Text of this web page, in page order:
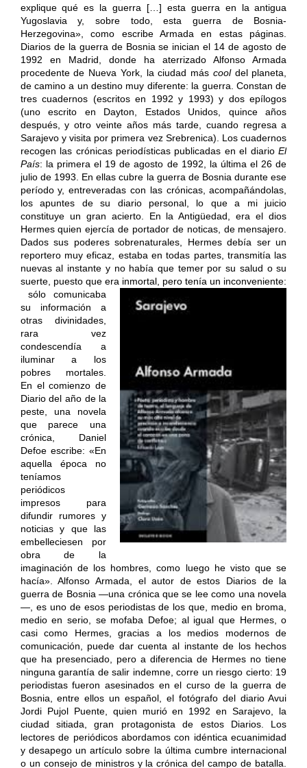
explique qué es la guerra […] esta guerra en la antigua
Yugoslavia y, sobre todo, esta guerra de Bosnia-
Herzegovina», como escribe Armada en estas páginas.
Diarios de la guerra de Bosnia se inician el 14 de agosto de
1992 en Madrid, donde ha aterrizado Alfonso Armada
procedente de Nueva York, la ciudad más cooldel planeta,
de camino a un destino muy diferente: la guerra. Constan de
tres cuadernos (escritos en 1992 y 1993) y dos epílogos
(uno escrito en Dayton, Estados Unidos, quince años
después, y otro veinte años más tarde, cuando regresa a
Sarajevo y visita por primera vez Srebrenica). Los cuadernos
recogen las crónicas periodísticas publicadas en el diarioEl
País: la primera el 19 de agosto de 1992, la última el 26 de
julio de 1993. En ellas cubre la guerra de Bosnia durante ese
período y, entreveradas con las crónicas, acompañándolas,
los apuntes de su diario personal, lo que a mi juicio
constituye un gran acierto. En la Antigüedad, era el dios
Hermes quien ejercía de portador de noticas, de mensajero.
Dados sus poderes sobrenaturales, Hermes debía ser un
reportero muy eficaz, estaba en todas partes, transmitía las
nuevas al instante y no había que temer por su salud o su
suerte, puesto que era inmortal, pero tenía un inconveniente:
sólo comunicaba su información a otras divinidades, rara vez condescendía a iluminar a los pobres mortales. En el comienzo de Diario del año de la peste, una novela que parece una crónica, Daniel Defoe escribe: «En aquella época no teníamos periódicos impresos para difundir rumores y noticias y que las embelleciesen por obra de la imaginación de los hombres, como luego he visto que se hacía». Alfonso Armada, el autor de estos Diarios de la guerra de Bosnia —una crónica que se lee como una novela—, es uno de esos periodistas de los que, medio en broma, medio en serio, se mofaba Defoe; al igual que Hermes, o casi como Hermes, gracias a los medios modernos de comunicación, puede dar cuenta al instante de los hechos que ha presenciado, pero a diferencia de Hermes no tiene ninguna garantía de salir indemne, corre un riesgo cierto: 19 periodistas fueron asesinados en el curso de la guerra de Bosnia, entre ellos un español, el fotógrafo del diario Avui Jordi Pujol Puente, quien murió en 1992 en Sarajevo, la ciudad sitiada, gran protagonista de estos Diarios. Los lectores de periódicos abordamos con idéntica ecuanimidad y desapego un artículo sobre la última cumbre internacional o un consejo de ministros y la crónica del campo de batalla. «Sarajevo vive desde hace una semana la peor ofensiva desde el pasado verano. Entre 1.000 y 1.500 proyectiles caen sobre la aterrada capital bosnia desde las colinas controladas por las fuerzas serbias que desde hace ya ocho meses sitian la ciudad a orillas del Miljacka», leemos en el diario El País del 10 de diciembre de 1992, y no somos conscientes, o no pensamos, que esas mil bombas, morteros y granadas, caen no sólo sobre los desdichados ciudadanos asediados, sino también sobre el periodista español que firma la crónica, Alfonso Armada; da la impresión de que el reportaje se escribe solo, o de que es Hermes, ubicuo e invulnerable, quien nos da cuenta de los bombardeos. Sin embargo, hay un hombre detrás de esas líneas, alguien que ha decidido unir su suerte a la de las víctimas para dar testimonio de sus sufrimientos, para contárnoslos. Pero las reglas del juego le obligan a ser objetivo, a esconderse detrás de los datos. No le está permitido comunicarnos su miedo, sus emociones, su experiencia subjetiva de esa situación extrema, la guerra, y por eso son tan valiosas estas entradas del diario personal del escritor que acompañan a las crónicas publicadas. Dan mayor hondura al texto, una profundidad humana. Como Hermes, Armada es ubicuo: las páginas de estos Diarios están fechadas en Zagreb, Slavonski Brod, Split, Karlovac, Banja Luka, Kiseljak, Sarajevo, Zenica y tantos otros lugares. El reportero parece materializarse como por ensalmo allí donde está la noticia; el hombre Alfonso Armada viaja por un país en guerra, es arrestado por chetniks armados hasta los dientes en un check point… Con su inseparable compañero de aventuras, el fotógrafo Gervasio Sánchez (cuyas impresionantes fotografías ilustran este volumen y quien en una ocasión dice a nuestro atribulado autor: «No se puede venir a la guerra enamorado»), sufre el robo de su vehículo y del equipo fotográfico; escribe a la luz de una vela en la ciudad a oscuras; pasa frío y miedo en un hotel, el Holiday Inn, que se mece al ritmo de las bombas; discute con la administración de su periódico en Madrid el precio de una transmisión; una noche de luna llena, en el valle del Lasva, corre a lo largo de un sendero hacia el lugar donde está ubicado el teléfono vía satélite de la BBC, corre con motivo, alguien (¿quién?) acaso le está disparando ráfagas con un fusil automático en esa noche iluminada por una luna tan «hermosa». Cuando llega a su destino se encuentra con que el teléfono no funciona, no consigue transmitir, y vuelve a jugarse la vida en el camino de regreso… «Ser periodista —reflexiona— es a veces como vestirse de diana». «¿Y para qué?», se pregunta sin cesar Alfonso Armada. «¿Cuánto tiempo venías a pasar aquí, cuánto estabas dispuesto a pasar, cuánto vas a estar? Silencio. Casi no hay disparos, casi se extraña la certeza que producen las explosiones. ¿Dónde estamos, a qué hemos venido aquí?», escribe la noche del 3 de septiembre de 1992. «El miedo de no saber que debo tener miedo, como me decía Niyat la otra noche en el refugio del café del Lago: Por favor te lo pido, ten miedo. Es la forma de que te cuides, de que no bajes la guardia. Por favor, ten miedo». «¿Cómo se puede resistir aquí? Yo me salvo porque escribo, ¿pero puedo acaso decir que ésta no es mi guerra? Yo soy un cobarde, y además no sé llorar. Por eso escribo como un condenado a muerte y sólo quiero salir de aquí». «¿Qué sentido tiene estar jugándose la vida aquí si después tu periódico no tiene tiempo para ti, o considera que la vida cotidiana de la ciudad sitiada puede esperar?» Las dudas, la incertidumbre, una injustificada sensación de culpa, azuzan a Alfonso, el hombre, mientras Armada, el reportero, da cuenta de lo que ve «como si me fuera la vida en ello». Y lo que ve es atroz y también admirable, conmovedor. Indaga más allá «de los supuestos hechos que las agencias de noticias relacionan» y se dedica a «llamar a las puertas, preguntar a la gente», y así sabemos de Verica, una voluntaria croata de la Cruz Roja de Travnik, cuyo marido es serbio, quien teme más por sus hijos, una niña de cinco años y un bebé de dieciséis meses, que por ella misma. «Nadie se siente seguro —afirma Verica—: los serbios tienen miedo de los croatas, los croatas de los serbios, los musulmanes de los croatas y los serbios. Creo que sólo podré vivir a salvo en el extranjero. En este país, mi propio marido puede verse obligado a disparar contra mí». Este testimonio espeluznante vale ciertamente más que cinco folios cargados de datos y movimientos de tropas, el drama de la guerra de Bosnia no podría expresarse mejor y Alfonso Armada, el reportero, estaba allí para transcribir esas palabras y divulgarlas. También nos habla del comandante bosnio Puska, que se imagina una Bosnia futura sin ejército; de Emir, un joven que estaba a punto de casarse cuando estalló la guerra y que acuna su arma entre sus manos y dice: «Yo no creo en nada, sólo creo en mi fusil. Mi arma es mi Dios. Yo nunca pensé que iba a tener que matar para no morir. Y eso hace que mi parte animal crezca y que mi parte humana se haga más pequeña»; de Edo, el guardián de las cenizas, un niño vivaracho que ejerce de guía ocasional de las ruinas del gran edificio austrohúngaro sede de la Biblioteca Nacional de BosniaHerzegovina, que el ejército serbobosnio redujo a cenizas, como si destruyendo el legado cultural musulmán se borrara el pasado; de los integrantes del Teatro de Guerra de Sarajevo, empeñados en representar una obra en la ciudad sitiada, sabedores de que los espectadores tendrán que arriesgar la vida para acudir a la representación y seguirán exponiéndose a perderla, junto con los actores, mientras ésta se desarrolle. Consideran que «hacer teatro en estos momentos es una obligación moral, una necesidad vital. La gente está muriendo por los bombardeos, no tiene que comer. Dos actores han sufrido en su carne la violencia de los morteros y el técnico de luces ha muerto. ¿Cómo hacer una representación después de todo eso? Esto nos obliga a tomar una decisión frente al horror. Y nuestra decisión es hacer teatro». Una noche, un viejo musulmán con el que habla de Elias Canetti, le pide a Alfonso Armada que no los olvide, que cuente al mundo lo que ocurre. Le confiesa que no puede entender cómo Europa puede consentir lo que ocurre con el pueblo bosnio, una extrañeza y una indignación que comparte con el escritor español Juan Goytisolo y con Susan Sontag, dos intelectuales de Occidente que han decidido conocer de primera mano la experiencia de los sitiados y acompañarlos, siquiera un rato, y a los que el reportero Armada entrevista en Sarajevo. «Creo que la historia nos enseña continuamente, lo que pasa es que la gente no quiere escuchar», le dice Susan Sontag, quien sostiene que «el siglo XX empezó en Sarajevo y que el siglo XXI también comienza aquí», un aserto que en 1993 pudiera parecer peregrino pero que a la luz de los acontecimientos posteriores se revela certero: la guerra de Bosnia tuvo como motor o excusa los nacionalismos, las etnias, las religiones, al igual que los conflictos que proliferan en nuestro joven siglo. Las investigaciones recientes de biólogos y antropólogos indican que el hombre no sólo desciende del mono, sino que se diferencia muy poco de los simios, pero si algo nos distingue de los animales (una distinción que en un escenario de guerra casi se borra) es la memoria. Estos Diarios de Alfonso Armada constituyen un testimonio impagable del último conflicto bélico de Bosnia. Están escritos con tanta verdad e inmediatez, con tanta habilidad, que al leerlos se tiene la impresión de estar allí, en Sarajevo, bajo las bombas, con los sitiados, y uno se indigna y emociona y conmueve y se pregunta, al igual que su autor, cómo podía Europa permitir que en una ciudad europea hubiera francotiradores «disparando sobre todo aquél —anciano, niño, mujer, soldado, civil— que se atreva a moverse por la calle», y que desde el abrigo de las colinas, un ejército europeo lanzara bombas sobre una ciudad sin capacidad de defenderse, «sobre colas del pan, sobre gente que compra pacíficamente flores un domingo por la mañana». Europa parece haberlo olvidado o ha elegido olvidarlo, porque la mala conciencia es incómoda: en el año 2012 la Unión Europea aceptó, sin ningún escrúpulo y aplaudiéndose a sí misma, el premio Nobel de la Paz, por haber pasado de ser un continente de guerra a un continente de paz, tras la Segunda Guerra Mundial. ¿Y la guerra de Bosnia? ¿Y las 100.000 personas muertas durante el conflicto, la mayoría civiles, las 50.000 mujeres violadas, los millones de desplazados? ¿No cuentan? ¿Acaso Bosnia no es Europa? Contra el olvido, la memoria, por eso libros como esta extraordinaria crónica de Alfonso Arma